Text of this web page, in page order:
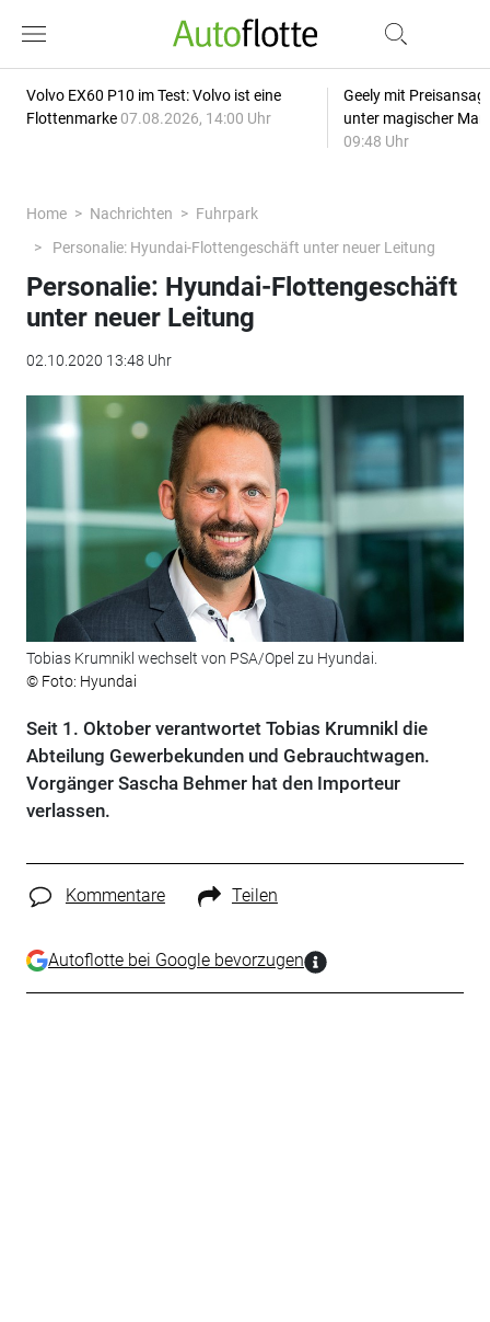
Volvo EX60 P10 im Test: Volvo ist eine
Flottenmarke 07.08.2026, 14:00 Uhr
Geely mit
unter magischer
09:48 Uhr
Home Nachrichten
Fuhrpark
Personalie: Hyundai-Flottengeschäft unter neuer Leitung
Personalie: Hyundai-Flottengeschäft
unter neuer Leitung
02.10.2020 13:48 Uhr
Tobias Krumnikl wechselt von PSA/Opel zu Hyundai.
© Foto: Hyundai
Seit 1. Oktober verantwortet Tobias Krumnikl die
Abteilung Gewerbekunden und Gebrauchtwagen.
Vorgänger Sascha Behmer hat den Importeur
verlassen.
Kommentare Teilen
Autoflotte bei Google bevorzugen